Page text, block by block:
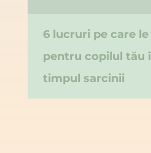
6 lucruri pe care
pentru copilul tău
timpul sarcinii